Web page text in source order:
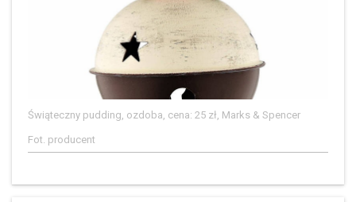
Świąteczny pudding, ozdoba, cena: 25 zł, Marks & Spencer
Fot. producent